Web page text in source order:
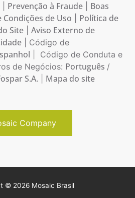
Prevenção à Fraude
Boas
Condições de Uso
Política de
Site
Aviso Externo de
| Código de
| Código de Conduta e
de Negócios: Português /
S.A. Mapa do site
Company
© 2026 Mosaic Brasil